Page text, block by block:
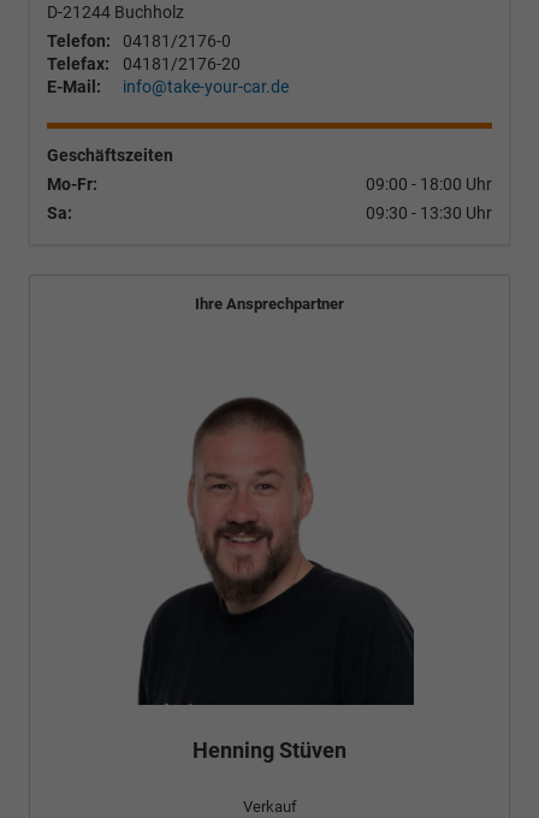
D-21244 Buchholz
Telefon:
04181/2176-0
Telefax:
04181/2176-20
E-Mail:
info@take-your-car.de
Geschäftszeiten
Mo-Fr:
09:00 - 18:00 Uhr
Sa:
09:30 - 13:30 Uhr
Ihre Ansprechpartner